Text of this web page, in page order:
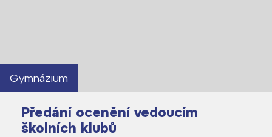
Gymnázium
Předání ocenění vedoucím
školních klubů